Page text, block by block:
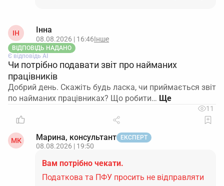
ІН Інна
08.08.2026 | 16:46Інше
ВІДПОВІДЬ НАДАНО
Є відповідь АІ
Чи потрібно подавати звіт про найманих
працівників
Добрий день. Скажіть будь ласка, чи приймається звіт
по найманих працівниках? Що робити…
11
МК Марина, консультант ЕКСПЕРТ
08.08.2026 | 19:50
Вам потрібно чекати.
Податкова та ПФУ просить не відправляти